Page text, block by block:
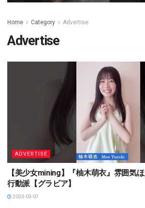
Home Category Advertise
Advertise
ADVERTISE
【美少女mining】『柚木萌衣』雰囲気
行動派【グラビア】
2023-03-07